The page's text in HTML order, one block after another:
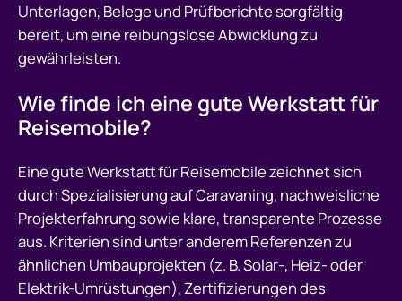
Unterlagen, Belege und Prüfberichte sorgfältig
bereit, um eine reibungslose Abwicklung zu
gewährleisten.
Wie finde ich eine gute Werkstatt für
Reisemobile?
Eine gute Werkstatt für Reisemobile zeichnet sich
durch Spezialisierung auf Caravaning, nachweisliche
Projekterfahrung sowie klare, transparente Prozesse
aus. Kriterien sind unter anderem Referenzen zu
ähnlichen Umbauprojekten (z. B. Solar-, Heiz- oder
Elektrik-Umrüstungen), Zertifizierungen des